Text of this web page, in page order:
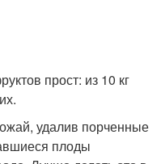
прост: из 10 кг
удалив порченные
плоды